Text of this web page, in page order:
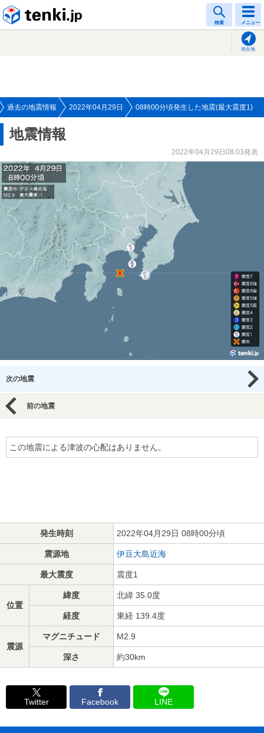
検索 メニュー
現在地
過去の地震情報 2022年04月29日 08時00分頃発生した地震(最大震度1)
地震情報
2022年04月29日08:03発表
次の地震
前の地震
この地震による津波の心配はありません。
発生時刻 2022年04月29日 08時00分頃
震源地 伊豆大島近海
最大震度 震度1
位置
緯度 北緯 35.0度
経度 東経 139.4度
震源
マグニチュード M2.9
深さ 約30km
Twitter Facebook LINE